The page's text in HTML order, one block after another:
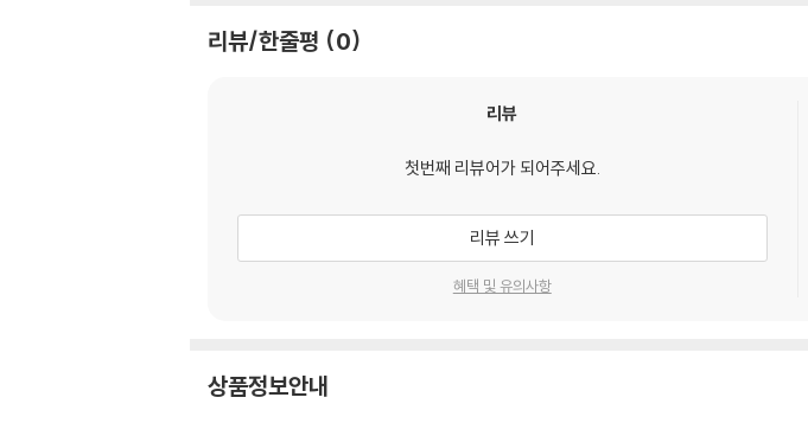
리뷰/한줄평 0
리뷰
첫번째 리뷰어가 되어주세요.
리뷰 쓰기
혜택 및 유의사항
상품정보안내